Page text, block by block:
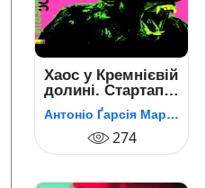
Хаос у Кремнієвій
долині. Стартапи,
що зламали
систему
Антоніо Ґарсія Мартінес
274